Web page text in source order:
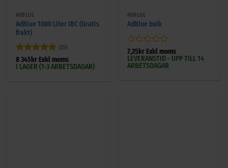
ADBLUE
AdBlue 1000 Liter IBC (Gratis
frakt)
Betygsatt
4.92av 5
(25)
8 345 kr Exkl moms
I LAGER (1-3 ARBETSDAGAR)
ADBLUE
AdBlue bulk
Betygsatt
0
av
7,25 kr Exkl moms
LEVERANSTID - UPP TILL 14
ARBETSDAGAR